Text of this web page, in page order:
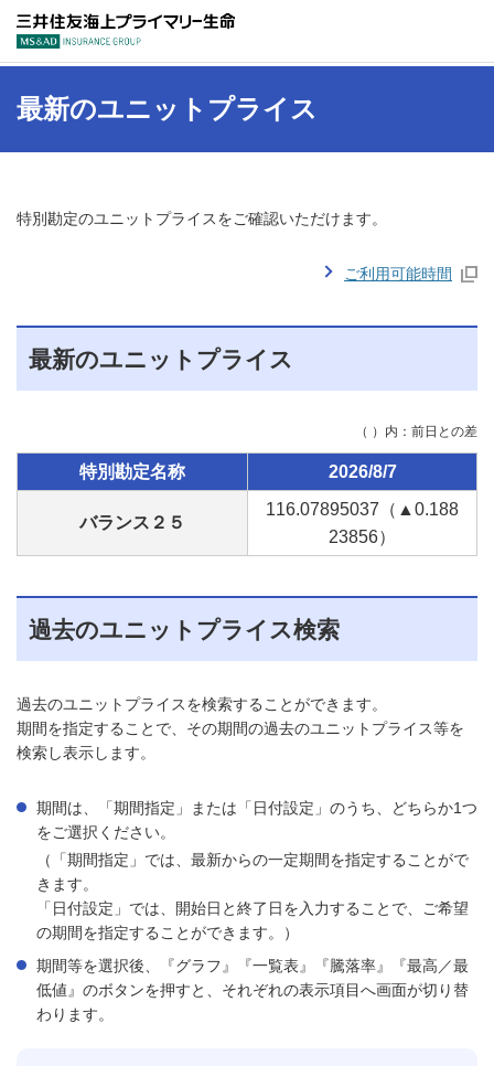
最新のユニットプライス
特別勘定のユニットプライスをご確認いただけます。
ご利用可能時間
最新のユニットプライス
（ ）内：前日との差
特別勘定名称 2026/8/7
バランス２５
116.07895037 （▲0.188
23856）
過去のユニットプライス検索
過去のユニットプライスを検索することができます。
期間を指定することで、その期間の過去のユニットプライス等を
検索し表示します。
期間は、「期間指定」または「日付設定」のうち、どちらか1つ
をご選択ください。
（「期間指定」では、最新からの一定期間を指定することがで
きます。
「日付設定」では、開始日と終了日を入力することで、ご希望
の期間を指定することができます。）
期間等を選択後、『グラフ』『一覧表』『騰落率』『最高／最
低値』のボタンを押すと、それぞれの表示項目へ画面が切り替
わります。